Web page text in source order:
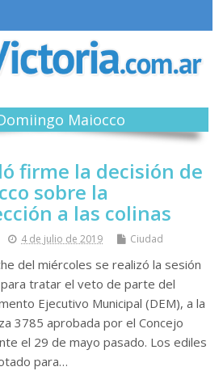
Maiocco
firme la decisión de
sobre la
a las colinas
4 de julio de 2019 Ciudad
del miércoles se realizó la sesión
tratar el veto de parte del
Ejecutivo Municipal (DEM), a la
3785 aprobada por el Concejo
el 29 de mayo pasado. Los ediles
para…